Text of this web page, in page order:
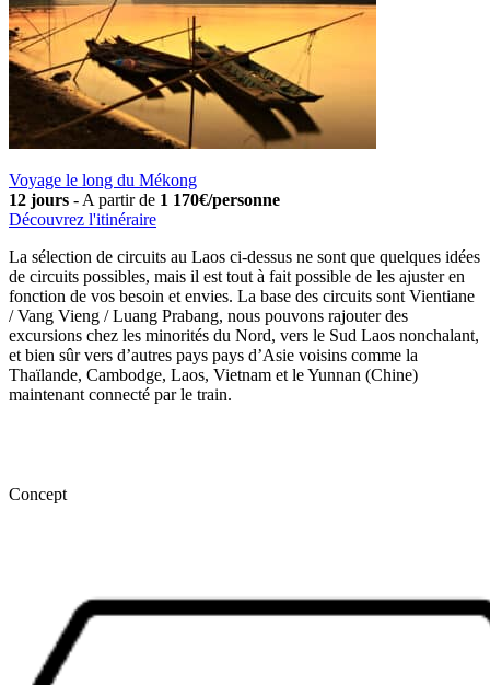
Voyage le long du Mékong
12 jours - A partir de 1 170€/personne
Découvrez l'itinéraire
La sélection de circuits au Laos ci-dessus ne sont que quelques idées
de circuits possibles, mais il est tout à fait possible de les ajuster en
fonction de vos besoin et envies. La base des circuits sont Vientiane
/ Vang Vieng / Luang Prabang, nous pouvons rajouter des
excursions chez les minorités du Nord, vers le Sud Laos nonchalant,
et bien sûr vers d’autres pays pays d’Asie voisins comme la
Thaïlande, Cambodge, Laos, Vietnam et le Yunnan (Chine)
maintenant connecté par le train.
Concept